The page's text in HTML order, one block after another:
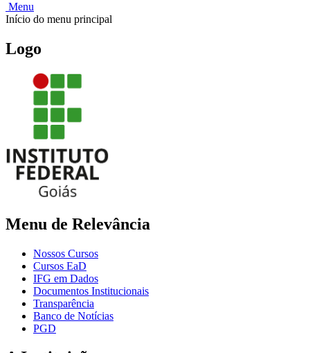
Menu
Início do menu principal
Logo
Menu de Relevância
Nossos Cursos
Cursos EaD
IFG em Dados
Documentos Institucionais
Transparência
Banco de Notícias
PGD